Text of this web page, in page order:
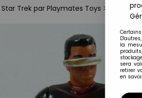
Star Trek par Playmates Toys > Star
la
sera
retirer
en